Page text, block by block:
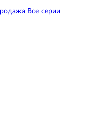
Все серии